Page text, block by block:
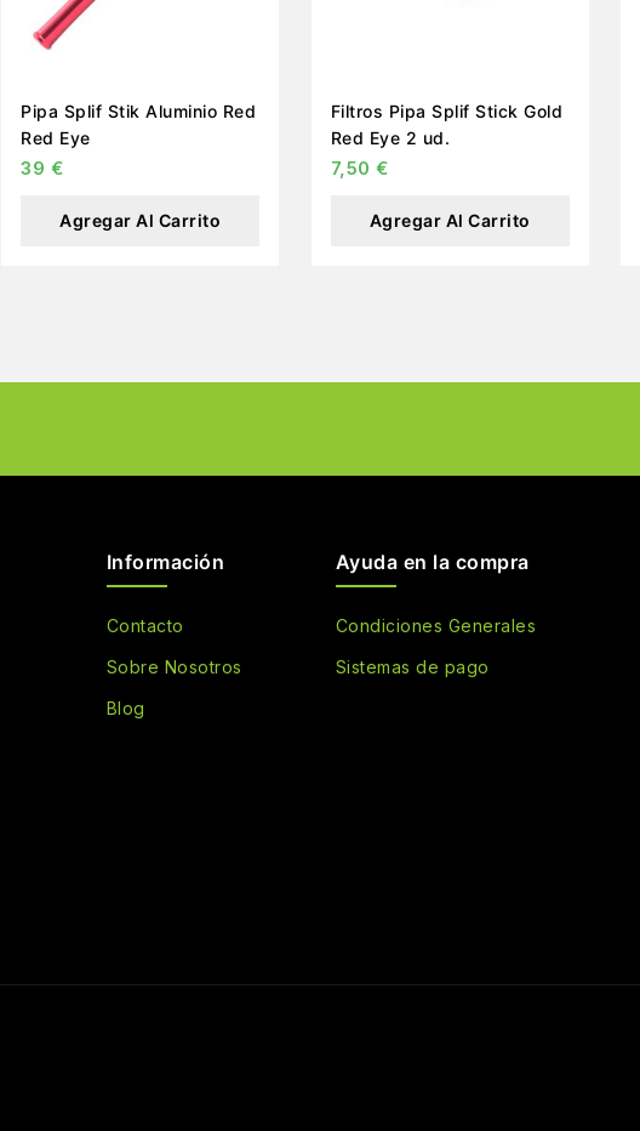
Pipa Splif Stik Aluminio Red
Red Eye
39 €
Agregar Al Carrito
Filtros Pipa Splif Stick Gold
Red Eye 2 ud.
7,50 €
Agregar Al Carrito
Información
Contacto
Sobre Nosotros
Blog
Ayuda en la compra
Condiciones Generales
Sistemas de pago